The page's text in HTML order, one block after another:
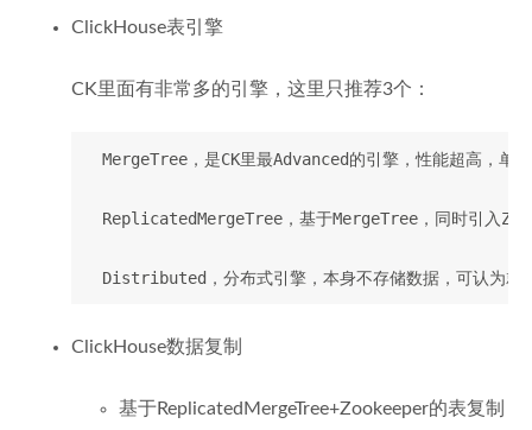
ClickHouse表引擎
CK里面有非常多的引擎，这里只推荐3个：
MergeTree，是CK里最Advanced的引擎，性能超高，单
ReplicatedMergeTree，基于MergeTree，同时引入ZK
ClickHouse数据复制
基于ReplicatedMergeTree+Zookeeper的表复制